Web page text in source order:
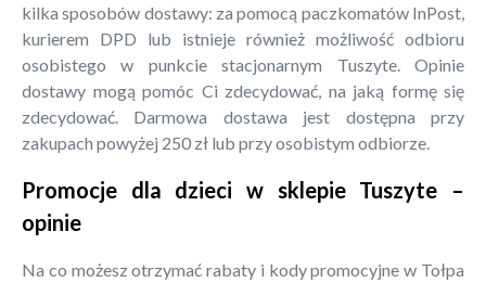
kilka sposobów dostawy: za pomocą paczkomatów InPost,
kurierem DPD lub istnieje również możliwość odbioru
osobistego w punkcie stacjonarnym Tuszyte. Opinie
dostawy mogą pomóc Ci zdecydować, na jaką formę się
zdecydować. Darmowa dostawa jest dostępna przy
zakupach powyżej 250 zł lub przy osobistym odbiorze.
Promocje dla dzieci w sklepie Tuszyte –
opinie
Na co możesz otrzymać rabaty i kody promocyjne w Tołpa